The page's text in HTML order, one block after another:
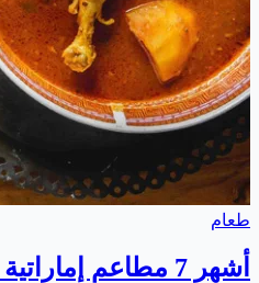
طعام
أشهر 7 مطاعم